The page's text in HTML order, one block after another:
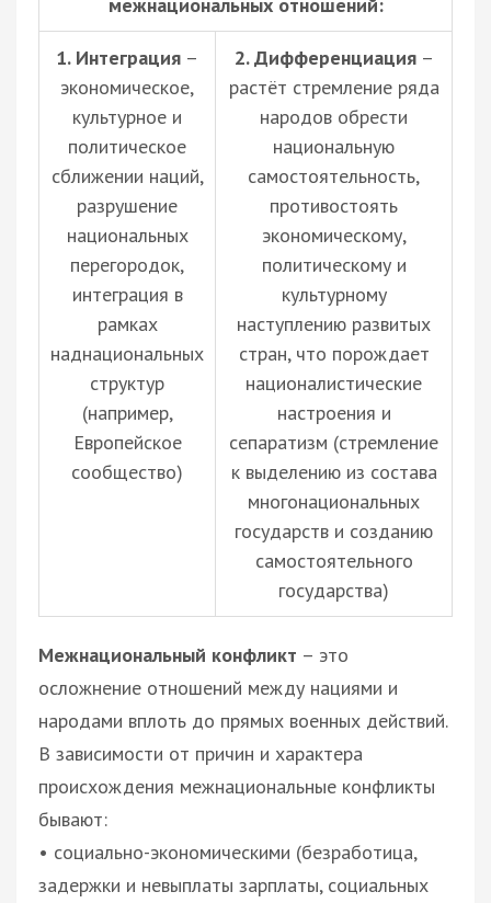
1. Интеграция –
экономическое,
культурное и
политическое
сближении наций,
разрушение
национальных
перегородок,
интеграция в
рамках
наднациональных
структур
(например,
Европейское
сообщество)
2. Дифференциация–
растёт стремление ряда
народов обрести
национальную
самостоятельность,
противостоять
экономическому,
политическому и
культурному
наступлению развитых
стран, что порождает
националистические
настроения и
сепаратизм (стремление
к выделению из состава
многонациональных
государств и созданию
самостоятельного
государства)
Межнациональный конфликт – это
осложнение отношений между нациями и
народами вплоть до прямых военных действий.
В зависимости от причин и характера
происхождения межнациональные конфликты
бывают:
• социально-экономическими (безработица,
задержки и невыплаты зарплаты, социальных